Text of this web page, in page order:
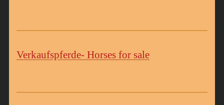
Verkaufspferde- Horses for sale